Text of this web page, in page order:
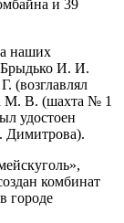
и 39
наших
Брыдько И. И.
(возглавлял
М. В. (шахта № 1
удостоен
Димитрова).
комбинат
городе